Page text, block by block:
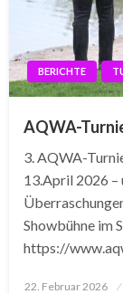
BERICHTE
AQWA-
3. AQWA-
13.April 2026 –
Showbühne im
https://
Posted
22. Februar 2026